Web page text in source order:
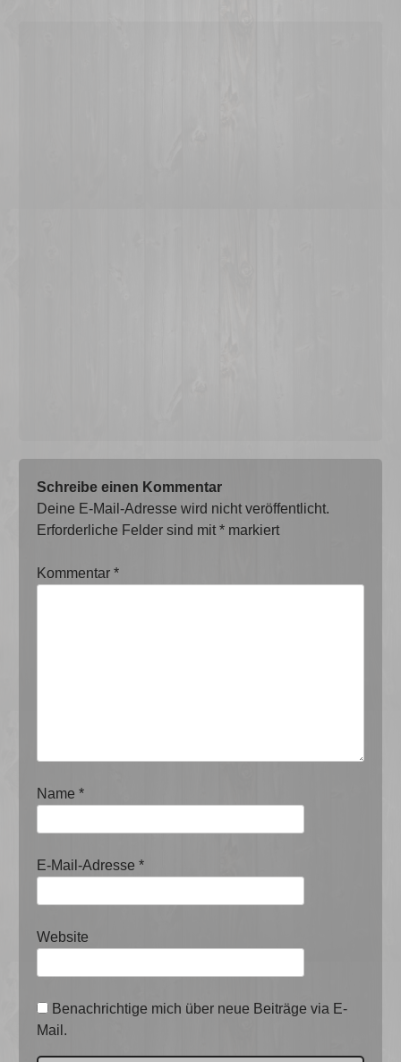
Schreibe einen Kommentar
Deine E-Mail-Adresse wird nicht veröffentlicht.
Erforderliche Felder sind mit* markiert
Kommentar*
Name*
E-Mail-Adresse*
Website
Benachrichtige mich über neue Beiträge via E-
Mail.